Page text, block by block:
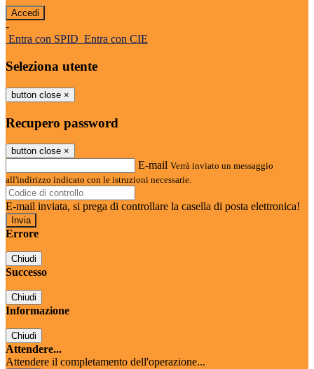
-
Entra con SPID Entra con CIE
Seleziona utente
button close ×
Recupero password
button close ×
E-mail Verrà inviato un messaggio
all'indirizzo indicato con le istruzioni necessarie.
E-mail inviata, si prega di controllare la casella di posta elettronica!
Errore
Chiudi
Successo
Chiudi
Informazione
Chiudi
Attendere...
Attendere il completamento dell'operazione...